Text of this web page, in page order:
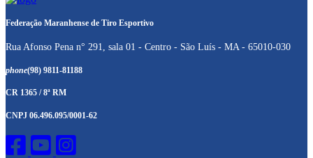
Federação Maranhense de Tiro Esportivo
Rua Afonso Pena n° 291, sala 01 - Centro - São Luís - MA - 65010-030
phone(98) 9811-81188
CR 1365 / 8ª RM
CNPJ 06.496.095/0001-62